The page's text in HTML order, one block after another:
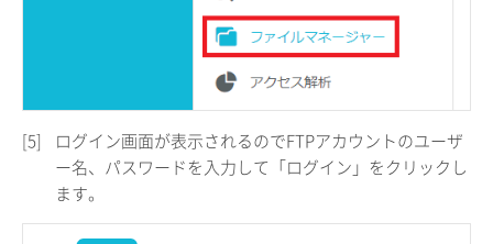
[5]
ログイン画面が表示されるのでFTPアカウントのユーザ
ー名、パスワードを入力して「ログイン」をクリックし
ます。